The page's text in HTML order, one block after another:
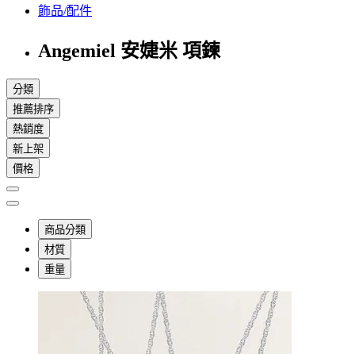
飾品/配件
Angemiel 安婕米 項鍊
分類
推薦排序
熱銷度
新上架
價格
商品分類
材質
重量